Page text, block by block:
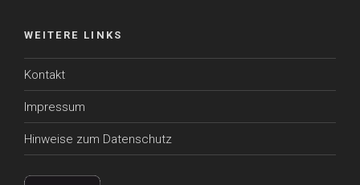
WEITERE LINKS
Kontakt
Impressum
Hinweise zum Datenschutz